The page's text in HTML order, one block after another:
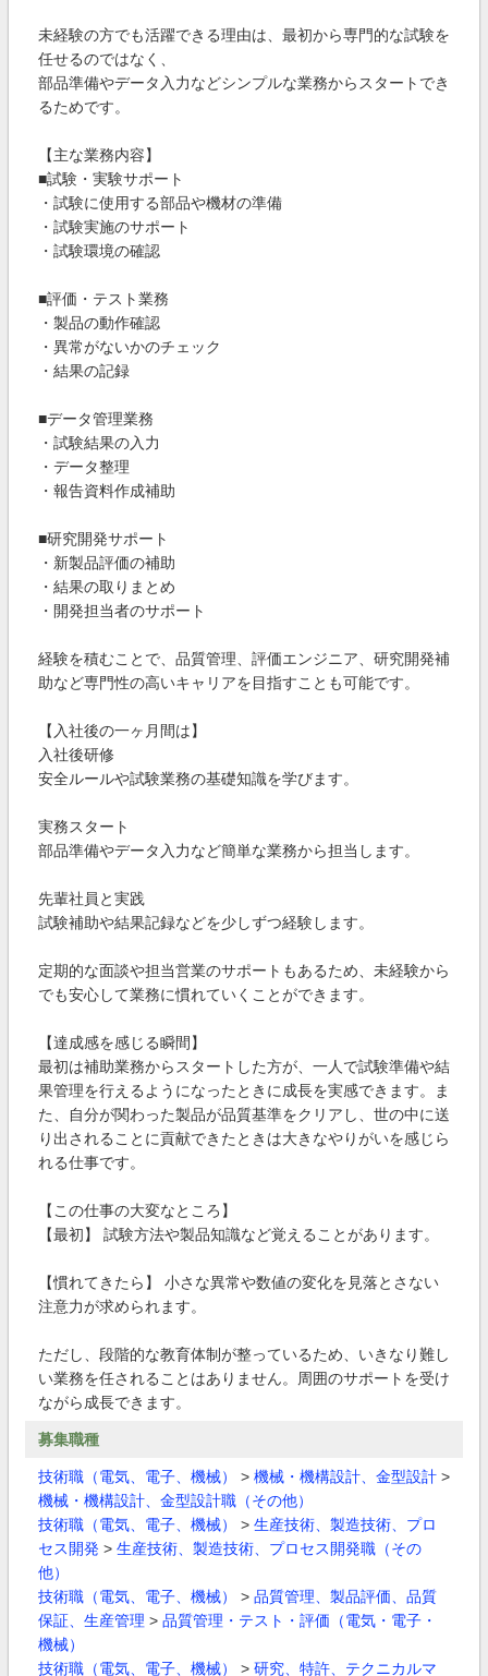
未経験の方でも活躍できる理由は、最初から専門的な試験を
任せるのではなく、
部品準備やデータ入力などシンプルな業務からスタートでき
るためです。
【主な業務内容】
■試験・実験サポート
・試験に使用する部品や機材の準備
・試験実施のサポート
・試験環境の確認
■評価・テスト業務
・製品の動作確認
・異常がないかのチェック
・結果の記録
■データ管理業務
・試験結果の入力
・データ整理
・報告資料作成補助
■研究開発サポート
・新製品評価の補助
・結果の取りまとめ
・開発担当者のサポート
経験を積むことで、品質管理、評価エンジニア、研究開発補
助など専門性の高いキャリアを目指すことも可能です。
【入社後の一ヶ月間は】
入社後研修
安全ルールや試験業務の基礎知識を学びます。
実務スタート
部品準備やデータ入力など簡単な業務から担当します。
先輩社員と実践
試験補助や結果記録などを少しずつ経験します。
定期的な面談や担当営業のサポートもあるため、未経験から
でも安心して業務に慣れていくことができます。
【達成感を感じる瞬間】
最初は補助業務からスタートした方が、一人で試験準備や結
果管理を行えるようになったときに成長を実感できます。ま
た、自分が関わった製品が品質基準をクリアし、世の中に送
り出されることに貢献できたときは大きなやりがいを感じら
れる仕事です。
【この仕事の大変なところ】
【最初】 試験方法や製品知識など覚えることがあります。
【慣れてきたら】 小さな異常や数値の変化を見落とさない
注意力が求められます。
ただし、段階的な教育体制が整っているため、いきなり難し
い業務を任されることはありません。周囲のサポートを受け
ながら成長できます。
募集職種
技術職（電気、電子、機械） > 機械・機構設計、金型設計 >
機械・機構設計、金型設計職（その他）
技術職（電気、電子、機械）
> 生産技術、製造技術、プロ
セス開発 > 生産技術、製造技術、プロセス開発職（その
他）
技術職（電気、電子、機械）
> 品質管理、製品評価、品質
保証、生産管理 > 品質管理・テスト・評価（電気・電子・
機械）
技術職（電気、電子、機械）
> 研究、特許、テクニカルマ